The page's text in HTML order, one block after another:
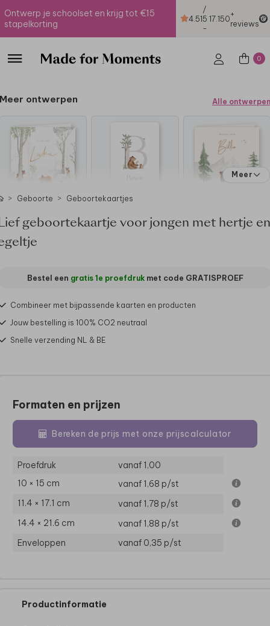
Ontwerp je schoolset en krijg tot €15
stapelkorting
4.51
/
5
-
17.150+
reviews
0
Meer ontwerpen Alle ontwerpen
Meer
Geboorte Geboortekaartjes
geboortekaartje voor jongen met hertje en
Bestel een gratis 1e proefdrukmet code GRATISPROEF
Combineer met bijpassende kaarten en producten
Jouw bestelling is 100% CO2 neutraal
Snelle verzending NL & BE
Formaten en prijzen
Bereken de prijs met onze prijscalculator
Proefdruk
vanaf 1,00
10 × 15 cm
vanaf 1,68 p/st
11.4 × 17.1 cm
vanaf 1,78 p/st
14.4 × 21.6 cm
vanaf 1,88 p/st
Enveloppen
vanaf 0,35 p/st
Productinformatie